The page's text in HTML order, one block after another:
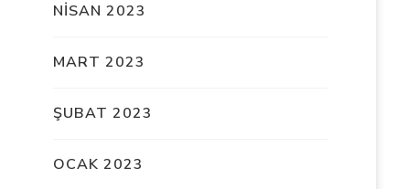
NISAN 2023
MART 2023
ŞUBAT 2023
OCAK 2023